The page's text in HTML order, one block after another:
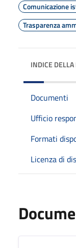
Comunicazione
Trasparenza
INDICE
Documenti
Ufficio
Formati
Licenza di